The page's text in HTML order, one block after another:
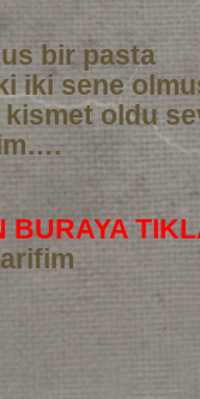
bir pasta
iki sene
oldu
BURAYA